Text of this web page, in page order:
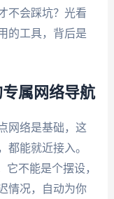
不会踩坑？光看
的工具，背后是
属网络导航
网络是基础，这
都能就近接入。
它不能是个摆设，
情况，自动为你